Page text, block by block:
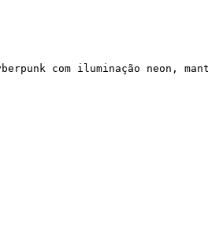
com iluminação neon,